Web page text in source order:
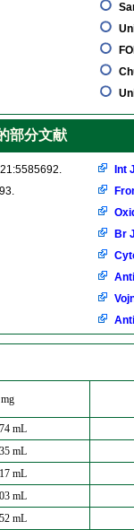
部分文献
Int
Br
mL
mL
mL
mL
mL